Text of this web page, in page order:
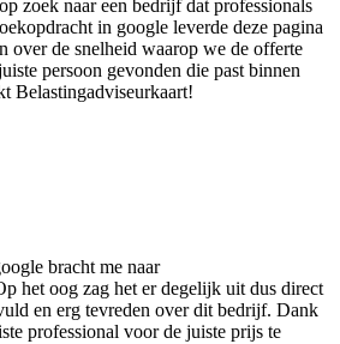
zoek naar een bedrijf dat professionals
in google leverde deze pagina
over de snelheid waarop we de offerte
persoon gevonden die past binnen
Belastingadviseurkaart!
bracht me naar
het oog zag het er degelijk uit dus direct
en erg tevreden over dit bedrijf. Dank
professional voor de juiste prijs te